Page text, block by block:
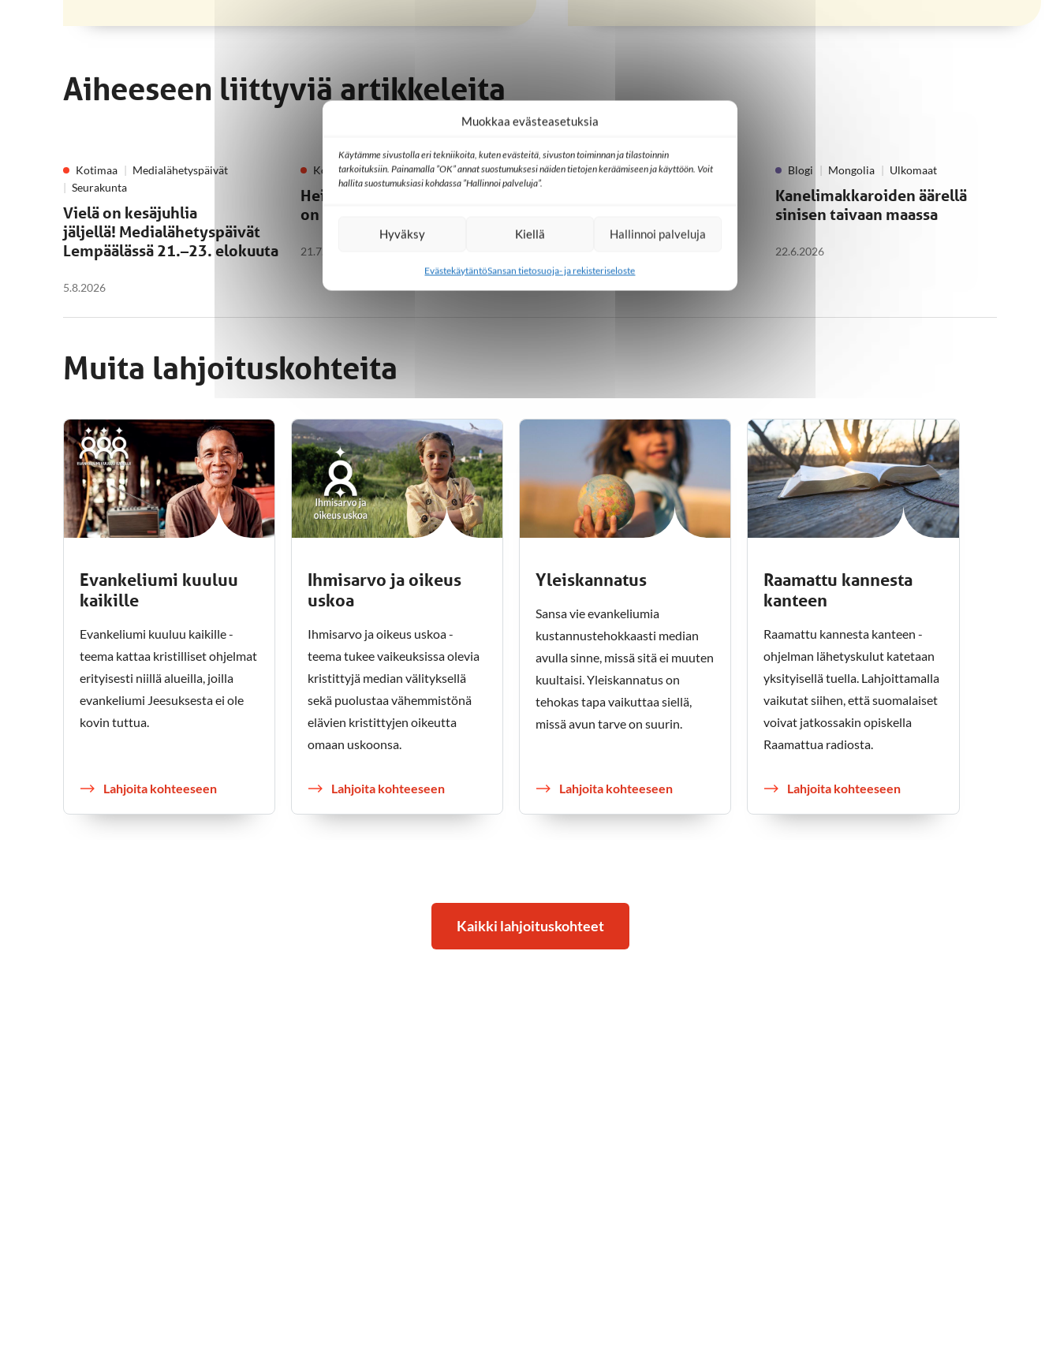
Muokkaa evästeasetuksia
Käytämme sivustolla eri tekniikoita, kuten evästeitä, sivuston toiminnan ja tilastoinnin
tarkoituksiin. Painamalla ”OK” annat suostumuksesi näiden tietojen keräämiseen ja käyttöön. Voit
hallita suostumuksiasi kohdassa ”Hallinnoi palveluja”.
Hyväksy Kiellä Hallinnoi palveluja
EvästekäytäntöSansan tietosuoja- ja rekisteriseloste
Aiheeseen liittyviä artikkeleita
Kotimaa
Medialähetyspäivät
Seurakunta
Vielä on kesäjuhlia
jäljellä! Medialähetyspäivät
Lempäälässä 21.–23. elokuuta
5.8.2026
Kotimaa Lähetystyö Seurakunta
Heikki Kärhän kutsumuksena
on evankeliumin julistaminen
21.7.2026
Kotimaa Sri Lanka Blogi Mongolia Ulkomaat
Kanelimakkaroiden äärellä
sinisen taivaan maassa
22.6.2026
Muita lahjoituskohteita
Evankeliumi kuuluu
kaikille
Evankeliumi kuuluu kaikille -
teema kattaa kristilliset ohjelmat
erityisesti niillä alueilla, joilla
evankeliumi Jeesuksesta ei ole
kovin tuttua.
Lahjoita kohteeseen
Ihmisarvo ja oikeus
uskoa
Ihmisarvo ja oikeus uskoa -
teema tukee vaikeuksissa olevia
kristittyjä median välityksellä
sekä puolustaa vähemmistönä
elävien kristittyjen oikeutta
omaan uskoonsa.
Lahjoita kohteeseen
Yleiskannatus
Sansa vie evankeliumia
kustannustehokkaasti median
avulla sinne, missä sitä ei muuten
kuultaisi. Yleiskannatus on
tehokas tapa vaikuttaa siellä,
missä avun tarve on suurin.
Lahjoita kohteeseen
Raamattu kannesta
kanteen
Raamattu kannesta kanteen -
ohjelman lähetyskulut katetaan
yksityisellä tuella. Lahjoittamalla
vaikutat siihen, että suomalaiset
voivat jatkossakin opiskella
Raamattua radiosta.
Lahjoita kohteeseen
Kaikki lahjoituskohteet